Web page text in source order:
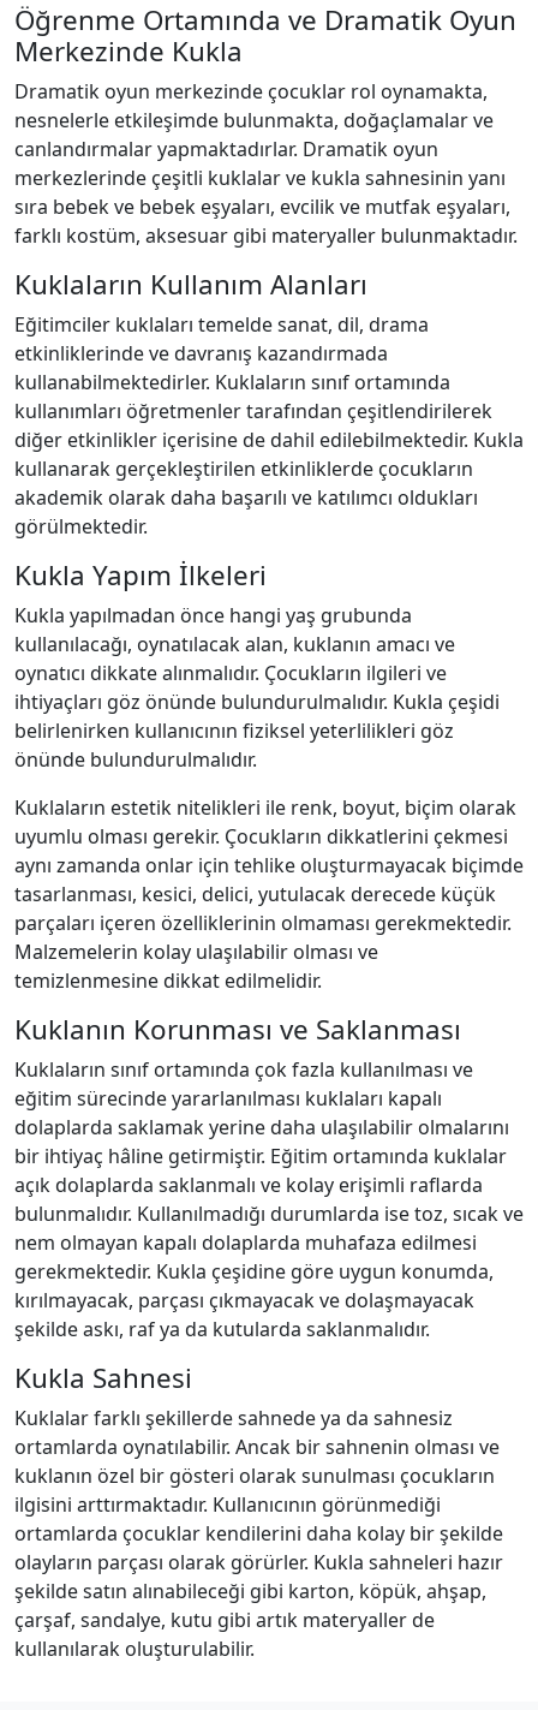
Öğrenme Ortamında ve Dramatik Oyun
Merkezinde Kukla
Dramatik oyun merkezinde çocuklar rol oynamakta,
nesnelerle etkileşimde bulunmakta, doğaçlamalar ve
canlandırmalar yapmaktadırlar. Dramatik oyun
merkezlerinde çeşitli kuklalar ve kukla sahnesinin yanı
sıra bebek ve bebek eşyaları, evcilik ve mutfak eşyaları,
farklı kostüm, aksesuar gibi materyaller bulunmaktadır.
Kuklaların Kullanım Alanları
Eğitimciler kuklaları temelde sanat, dil, drama
etkinliklerinde ve davranış kazandırmada
kullanabilmektedirler. Kuklaların sınıf ortamında
kullanımları öğretmenler tarafından çeşitlendirilerek
diğer etkinlikler içerisine de dahil edilebilmektedir. Kukla
kullanarak gerçekleştirilen etkinliklerde çocukların
akademik olarak daha başarılı ve katılımcı oldukları
görülmektedir.
Kukla Yapım İlkeleri
Kukla yapılmadan önce hangi yaş grubunda
kullanılacağı, oynatılacak alan, kuklanın amacı ve
oynatıcı dikkate alınmalıdır. Çocukların ilgileri ve
ihtiyaçları göz önünde bulundurulmalıdır. Kukla çeşidi
belirlenirken kullanıcının fiziksel yeterlilikleri göz
önünde bulundurulmalıdır.
Kuklaların estetik nitelikleri ile renk, boyut, biçim olarak
uyumlu olması gerekir. Çocukların dikkatlerini çekmesi
aynı zamanda onlar için tehlike oluşturmayacak biçimde
tasarlanması, kesici, delici, yutulacak derecede küçük
parçaları içeren özelliklerinin olmaması gerekmektedir.
Malzemelerin kolay ulaşılabilir olması ve
temizlenmesine dikkat edilmelidir.
Kuklanın Korunması ve Saklanması
Kuklaların sınıf ortamında çok fazla kullanılması ve
eğitim sürecinde yararlanılması kuklaları kapalı
dolaplarda saklamak yerine daha ulaşılabilir olmalarını
bir ihtiyaç hâline getirmiştir. Eğitim ortamında kuklalar
açık dolaplarda saklanmalı ve kolay erişimli raflarda
bulunmalıdır. Kullanılmadığı durumlarda ise toz, sıcak ve
nem olmayan kapalı dolaplarda muhafaza edilmesi
gerekmektedir. Kukla çeşidine göre uygun konumda,
kırılmayacak, parçası çıkmayacak ve dolaşmayacak
şekilde askı, raf ya da kutularda saklanmalıdır.
Kukla Sahnesi
Kuklalar farklı şekillerde sahnede ya da sahnesiz
ortamlarda oynatılabilir. Ancak bir sahnenin olması ve
kuklanın özel bir gösteri olarak sunulması çocukların
ilgisini arttırmaktadır. Kullanıcının görünmediği
ortamlarda çocuklar kendilerini daha kolay bir şekilde
olayların parçası olarak görürler. Kukla sahneleri hazır
şekilde satın alınabileceği gibi karton, köpük, ahşap,
çarşaf, sandalye, kutu gibi artık materyaller de
kullanılarak oluşturulabilir.